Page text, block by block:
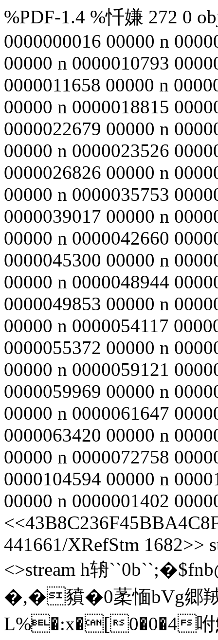
%PDF-1.4 %忏嫌 272 0
0000000016 00000 n
00000 n 0000010793
0000011658 00000 n
00000 n 0000018815
0000022679 00000 n
00000 n 0000023526
0000026826 00000 n
00000 n 0000035753
0000039017 00000 n
00000 n 0000042660
0000045300 00000 n
00000 n 0000048944
0000049853 00000 n
00000 n 0000054117
0000055372 00000 n
00000 n 0000059121
0000059969 00000 n
00000 n 0000061647
0000063420 00000 n
00000 n 0000072758
0000104594 00000 n
00000 n 0000001402
441661/XRefStm 1682>>
<>stream h辀
�,�豶�0葇愐bVg郷
L%�:x�[0�0�4咐